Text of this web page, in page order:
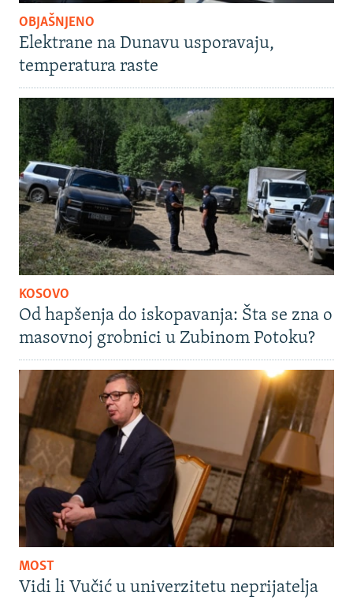
OBJAŠNJENO
Elektrane na Dunavu usporavaju,
temperatura raste
KOSOVO
Od hapšenja do iskopavanja: Šta se zna o
masovnoj grobnici u Zubinom Potoku?
MOST
Vidi li Vučić u univerzitetu neprijatelja